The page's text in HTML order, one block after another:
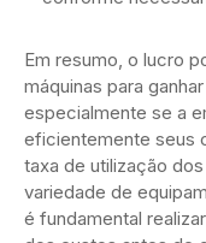
Em resumo, o lucro
máquinas para
especialmente se a
eficientemente seus
taxa de utilização
variedade de
é fundamental